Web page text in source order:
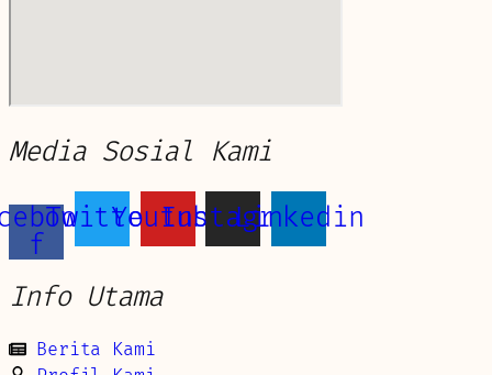
Media Sosial Kami
f
TwitterYoutube
Instagram
Linkedin
Info Utama
Berita Kami